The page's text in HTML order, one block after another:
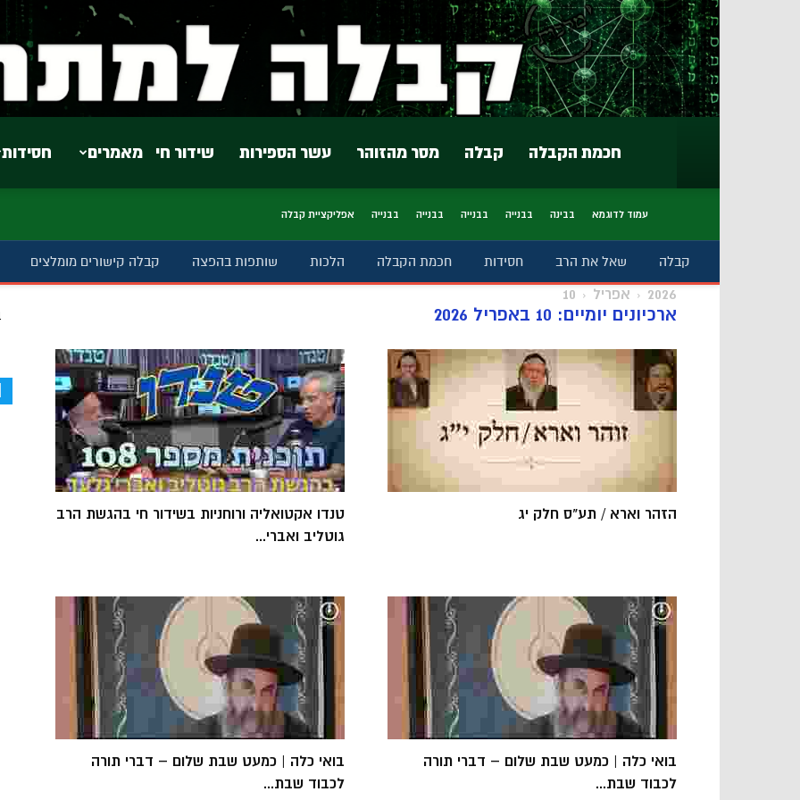
חסידות מאמרים שידור חי עשר הספירות מסר מהזוהר קבלה חכמת הקבלה
עמוד לדוגמא בבינה בבנייה בבנייה בבנייה בבנייה אפליקציית קבלה
קבלה שאל את הרב חסידות חכמת הקבלה הלכות שותפות בהפצה קבלה קישורים מומלצים
2026 אפריל 10
ארכיונים יומיים: 10 באפריל 2026
טנדו אקטואליה ורוחניות בשידור חי בהגשת הרב
גוטליב ואברי...
הזהר וארא / תע"ס חלק יג
בואי כלה | כמעט שבת שלום – דברי תורה
לכבוד שבת...
בואי כלה | כמעט שבת שלום – דברי תורה
לכבוד שבת...